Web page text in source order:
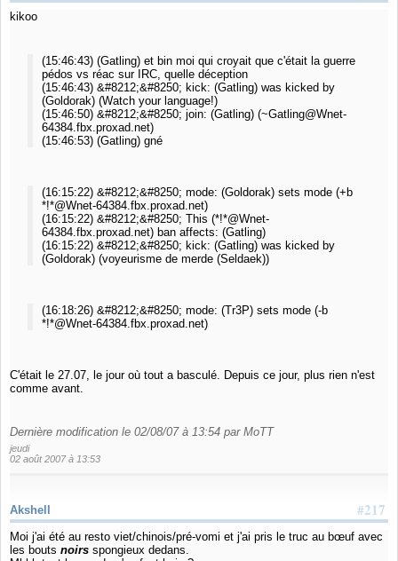
kikoo
(15:46:43) (Gatling) et bin moi qui croyait que c'était la guerre
pédos vs réac sur IRC, quelle déception
(15:46:43) &#8212;&#8250; kick: (Gatling) was kicked by
(Goldorak) (Watch your language!)
(15:46:50) &#8212;&#8250; join: (Gatling) (~Gatling@Wnet-
64384.fbx.proxad.net)
(15:46:53) (Gatling) gné
(16:15:22) &#8212;&#8250; mode: (Goldorak) sets mode (+b
*!*@Wnet-64384.fbx.proxad.net)
(16:15:22) &#8212;&#8250; This (*!*@Wnet-
64384.fbx.proxad.net) ban affects: (Gatling)
(16:15:22) &#8212;&#8250; kick: (Gatling) was kicked by
(Goldorak) (voyeurisme de merde (Seldaek))
(16:18:26) &#8212;&#8250; mode: (Tr3P) sets mode (-b
*!*@Wnet-64384.fbx.proxad.net)
C'était le 27.07, le jour où tout a basculé. Depuis ce jour, plus rien n'est
comme avant.
Dernière modification le 02/08/07 à 13:54 par MoTT
jeudi
02 août 2007 à 13:53
#217
Akshell
Moi j'ai été au resto viet/chinois/pré-vomi et j'ai pris le truc au bœuf avec
les bouts noirs spongieux dedans.